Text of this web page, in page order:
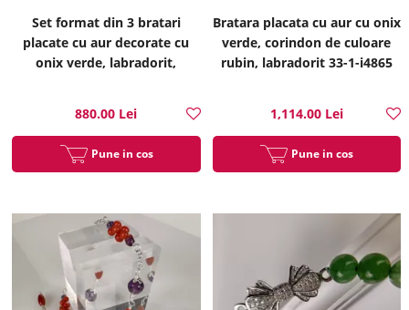
Set format din 3 bratari
placate cu aur decorate cu
onix verde, labradorit,
880.00 Lei
Pune in cos
Bratara placata cu aur cu onix
verde, corindon de culoare
rubin, labradorit 33-1-i4865
1,114.00 Lei
Pune in cos